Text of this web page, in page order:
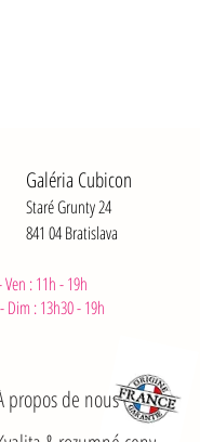
Galéria Cubicon
Staré Grunty 24
841 04 Bratislava
Ven : 11h - 19h
Dim :13h30 - 19h
propos de nous